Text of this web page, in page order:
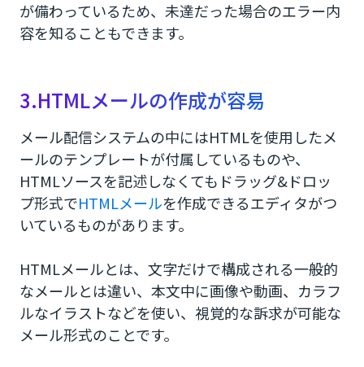
が備わっているため、未達だった場合のエラー内
容を知ることもできます。
3.HTMLメールの作成が容易
メール配信システムの中にはHTMLを使用したメ
ールのテンプレートが付属しているものや、
HTMLソースを記述しなくてもドラッグ&ドロッ
プ形式でHTMLメールを作成できるエディタがつ
いているものがあります。
HTMLメールとは、文字だけで構成される一般的
なメールとは違い、本文中に画像や動画、カラフ
ルなイラストなどを使い、視覚的な訴求が可能な
メール形式のことです。